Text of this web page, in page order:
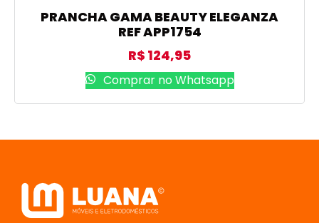
PRANCHA GAMA BEAUTY ELEGANZA
REF APP1754
R$ 124,95
Comprar no Whatsapp